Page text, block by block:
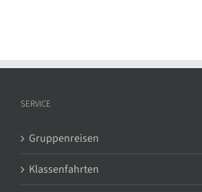
SERVICE
Gruppenreisen
Klassenfahrten